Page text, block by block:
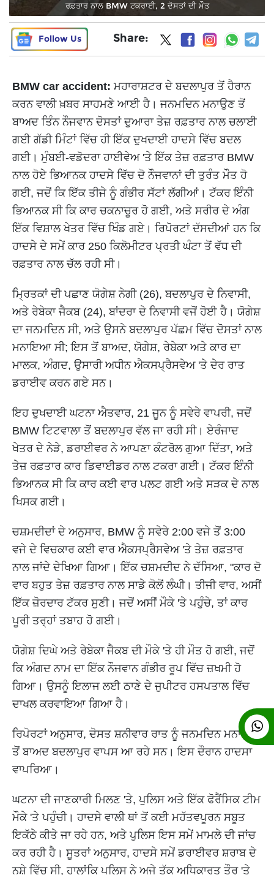
ਰਫ਼ਤਾਰ ਨਾਲ BMW ਟਕਰਾਈ, 2 ਦੋਸਤਾਂ ਦੀ ਮੌਤ
Follow Us Share:
BMW car accident: ਮਹਾਰਾਸ਼ਟਰ ਦੇ ਬਦਲਾਪੁਰ ਤੋਂ ਹੈਰਾਨ
ਕਰਨ ਵਾਲੀ ਖ਼ਬਰ ਸਾਹਮਣੇ ਆਈ ਹੈ। ਜਨਮਦਿਨ ਮਨਾਉਣ ਤੋਂ
ਬਾਅਦ ਤਿੰਨ ਨੌਜਵਾਨ ਦੋਸਤਾਂ ਦੁਆਰਾ ਤੇਜ਼ ਰਫ਼ਤਾਰ ਨਾਲ ਚਲਾਈ
ਗਈ ਗੱਡੀ ਮਿੰਟਾਂ ਵਿੱਚ ਹੀ ਇੱਕ ਦੁਖਦਾਈ ਹਾਦਸੇ ਵਿੱਚ ਬਦਲ
ਗਈ। ਮੁੰਬਈ-ਵਡੋਦਰਾ ਹਾਈਵੇਅ 'ਤੇ ਇੱਕ ਤੇਜ਼ ਰਫ਼ਤਾਰ BMW
ਨਾਲ ਹੋਏ ਭਿਆਨਕ ਹਾਦਸੇ ਵਿੱਚ ਦੋ ਨੌਜਵਾਨਾਂ ਦੀ ਤੁਰੰਤ ਮੌਤ ਹੋ
ਗਈ, ਜਦੋਂ ਕਿ ਇੱਕ ਤੀਜੇ ਨੂੰ ਗੰਭੀਰ ਸੱਟਾਂ ਲੱਗੀਆਂ। ਟੱਕਰ ਇੰਨੀ
ਭਿਆਨਕ ਸੀ ਕਿ ਕਾਰ ਚਕਨਾਚੂਰ ਹੋ ਗਈ, ਅਤੇ ਸਰੀਰ ਦੇ ਅੰਗ
ਇੱਕ ਵਿਸ਼ਾਲ ਖੇਤਰ ਵਿੱਚ ਖਿੰਡ ਗਏ। ਰਿਪੋਰਟਾਂ ਦੱਸਦੀਆਂ ਹਨ ਕਿ
ਹਾਦਸੇ ਦੇ ਸਮੇਂ ਕਾਰ 250 ਕਿਲੋਮੀਟਰ ਪ੍ਰਤੀ ਘੰਟਾ ਤੋਂ ਵੱਧ ਦੀ
ਰਫ਼ਤਾਰ ਨਾਲ ਚੱਲ ਰਹੀ ਸੀ।
ਮ੍ਰਿਤਕਾਂ ਦੀ ਪਛਾਣ ਯੋਗੇਸ਼ ਨੇਗੀ (26), ਬਦਲਾਪੁਰ ਦੇ ਨਿਵਾਸੀ,
ਅਤੇ ਰੇਬੇਕਾ ਜੈਕਬ (24), ਬਾਂਦਰਾ ਦੇ ਨਿਵਾਸੀ ਵਜੋਂ ਹੋਈ ਹੈ। ਯੋਗੇਸ਼
ਦਾ ਜਨਮਦਿਨ ਸੀ, ਅਤੇ ਉਸਨੇ ਬਦਲਾਪੁਰ ਪੱਛਮ ਵਿੱਚ ਦੋਸਤਾਂ ਨਾਲ
ਮਨਾਇਆ ਸੀ; ਇਸ ਤੋਂ ਬਾਅਦ, ਯੋਗੇਸ਼, ਰੇਬੇਕਾ ਅਤੇ ਕਾਰ ਦਾ
ਮਾਲਕ, ਅੰਗਦ, ਉਸਾਰੀ ਅਧੀਨ ਐਕਸਪ੍ਰੈਸਵੇਅ 'ਤੇ ਦੇਰ ਰਾਤ
ਡਰਾਈਵ ਕਰਨ ਗਏ ਸਨ।
ਇਹ ਦੁਖਦਾਈ ਘਟਨਾ ਐਤਵਾਰ, 21 ਜੂਨ ਨੂੰ ਸਵੇਰੇ ਵਾਪਰੀ, ਜਦੋਂ
BMW ਟਿਟਵਾਲਾ ਤੋਂ ਬਦਲਾਪੁਰ ਵੱਲ ਜਾ ਰਹੀ ਸੀ। ਏਰੰਜਾਦ
ਖੇਤਰ ਦੇ ਨੇੜੇ, ਡਰਾਈਵਰ ਨੇ ਆਪਣਾ ਕੰਟਰੋਲ ਗੁਆ ਦਿੱਤਾ, ਅਤੇ
ਤੇਜ਼ ਰਫ਼ਤਾਰ ਕਾਰ ਡਿਵਾਈਡਰ ਨਾਲ ਟਕਰਾ ਗਈ। ਟੱਕਰ ਇੰਨੀ
ਭਿਆਨਕ ਸੀ ਕਿ ਕਾਰ ਕਈ ਵਾਰ ਪਲਟ ਗਈ ਅਤੇ ਸੜਕ ਦੇ ਨਾਲ
ਖਿਸਕ ਗਈ।
ਚਸ਼ਮਦੀਦਾਂ ਦੇ ਅਨੁਸਾਰ, BMW ਨੂੰ ਸਵੇਰੇ 2:00 ਵਜੇ ਤੋਂ 3:00
ਵਜੇ ਦੇ ਵਿਚਕਾਰ ਕਈ ਵਾਰ ਐਕਸਪ੍ਰੈਸਵੇਅ 'ਤੇ ਤੇਜ਼ ਰਫ਼ਤਾਰ
ਨਾਲ ਜਾਂਦੇ ਦੇਖਿਆ ਗਿਆ। ਇੱਕ ਚਸ਼ਮਦੀਦ ਨੇ ਦੱਸਿਆ, "ਕਾਰ ਦੋ
ਵਾਰ ਬਹੁਤ ਤੇਜ਼ ਰਫ਼ਤਾਰ ਨਾਲ ਸਾਡੇ ਕੋਲੋਂ ਲੰਘੀ। ਤੀਜੀ ਵਾਰ, ਅਸੀਂ
ਇੱਕ ਜ਼ੋਰਦਾਰ ਟੱਕਰ ਸੁਣੀ। ਜਦੋਂ ਅਸੀਂ ਮੌਕੇ 'ਤੇ ਪਹੁੰਚੇ, ਤਾਂ ਕਾਰ
ਪੂਰੀ ਤਰ੍ਹਾਂ ਤਬਾਹ ਹੋ ਗਈ।
ਯੋਗੇਸ਼ ਦਿਘੇ ਅਤੇ ਰੇਬੇਕਾ ਜੈਕਬ ਦੀ ਮੌਕੇ 'ਤੇ ਹੀ ਮੌਤ ਹੋ ਗਈ, ਜਦੋਂ
ਕਿ ਅੰਗਦ ਨਾਮ ਦਾ ਇੱਕ ਨੌਜਵਾਨ ਗੰਭੀਰ ਰੂਪ ਵਿੱਚ ਜ਼ਖਮੀ ਹੋ
ਗਿਆ। ਉਸਨੂੰ ਇਲਾਜ ਲਈ ਠਾਣੇ ਦੇ ਜੁਪੀਟਰ ਹਸਪਤਾਲ ਵਿੱਚ
ਦਾਖਲ ਕਰਵਾਇਆ ਗਿਆ ਹੈ।
ਰਿਪੋਰਟਾਂ ਅਨੁਸਾਰ, ਦੋਸਤ ਸ਼ਨੀਵਾਰ ਰਾਤ ਨੂੰ ਜਨਮਦਿਨ ਮਨਾਉਣ
ਤੋਂ ਬਾਅਦ ਬਦਲਾਪੁਰ ਵਾਪਸ ਆ ਰਹੇ ਸਨ। ਇਸ ਦੌਰਾਨ ਹਾਦਸਾ
ਵਾਪਰਿਆ।
ਘਟਨਾ ਦੀ ਜਾਣਕਾਰੀ ਮਿਲਣ 'ਤੇ, ਪੁਲਿਸ ਅਤੇ ਇੱਕ ਫੋਰੈਂਸਿਕ ਟੀਮ
ਮੌਕੇ 'ਤੇ ਪਹੁੰਚੀ। ਹਾਦਸੇ ਵਾਲੀ ਥਾਂ ਤੋਂ ਕਈ ਮਹੱਤਵਪੂਰਨ ਸਬੂਤ
ਇਕੱਠੇ ਕੀਤੇ ਜਾ ਰਹੇ ਹਨ, ਅਤੇ ਪੁਲਿਸ ਇਸ ਸਮੇਂ ਮਾਮਲੇ ਦੀ ਜਾਂਚ
ਕਰ ਰਹੀ ਹੈ। ਸੂਤਰਾਂ ਅਨੁਸਾਰ, ਹਾਦਸੇ ਸਮੇਂ ਡਰਾਈਵਰ ਸ਼ਰਾਬ ਦੇ
ਨਸ਼ੇ ਵਿੱਚ ਸੀ, ਹਾਲਾਂਕਿ ਪੁਲਿਸ ਨੇ ਅਜੇ ਤੱਕ ਅਧਿਕਾਰਤ ਤੌਰ 'ਤੇ